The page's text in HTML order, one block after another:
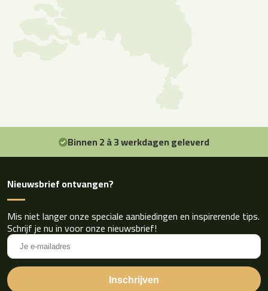
Binnen 2 à 3 werkdagen geleverd
Nieuwsbrief ontvangen?
Mis niet langer onze speciale aanbiedingen en inspirerende tips.
Schrijf je nu in voor onze nieuwsbrief!